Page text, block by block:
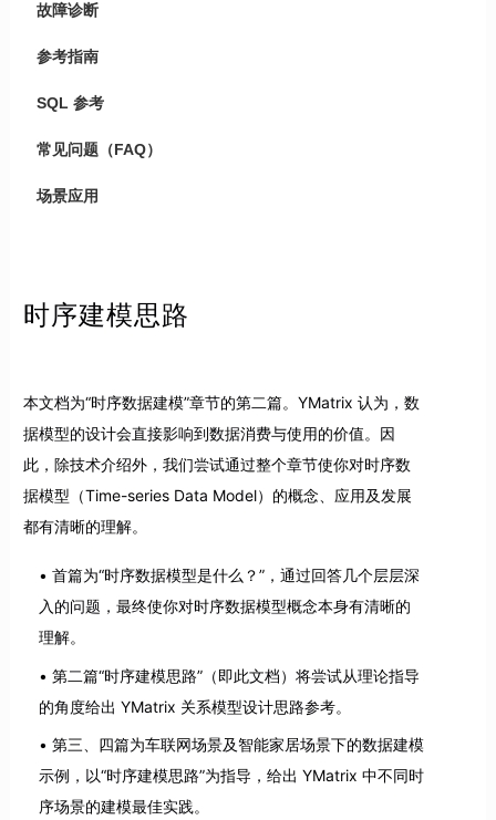
故障诊断
参考指南
SQL 参考
常见问题（FAQ）
场景应用
时序建模思路
本文档为“时序数据建模”章节的第二篇。YMatrix 认为，数
据模型的设计会直接影响到数据消费与使用的价值。因
此，除技术介绍外，我们尝试通过整个章节使你对时序数
据模型（Time-series Data Model）的概念、应用及发展
都有清晰的理解。
首篇为“时序数据模型是什么？”，通过回答几个层层深
入的问题，最终使你对时序数据模型概念本身有清晰的
理解。
第二篇“时序建模思路”（即此文档）将尝试从理论指导
的角度给出 YMatrix 关系模型设计思路参考。
第三、四篇为车联网场景及智能家居场景下的数据建模
示例，以“时序建模思路”为指导，给出 YMatrix 中不同时
序场景的建模最佳实践。